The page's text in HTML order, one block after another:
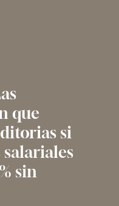
que
si
salariales
sin